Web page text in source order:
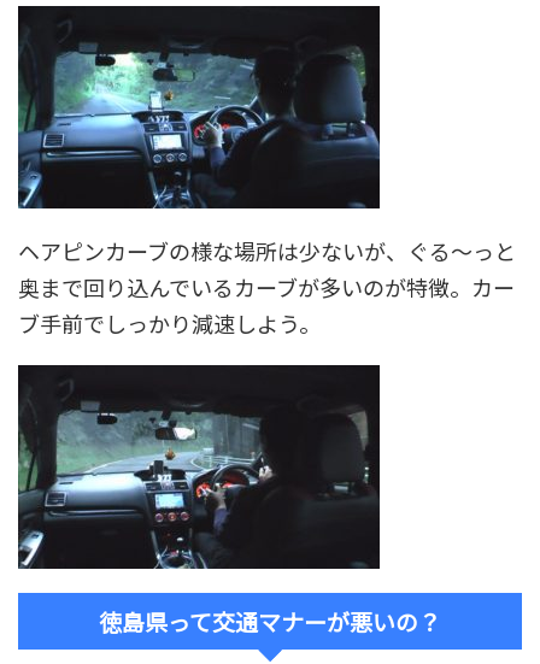
ヘアピンカーブの様な場所は少ないが、ぐる～っと
奥まで回り込んでいるカーブが多いのが特徴。カー
ブ手前でしっかり減速しよう。
徳島県って交通マナーが悪いの？